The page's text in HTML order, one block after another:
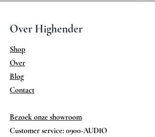
Over Highender
Shop
Over
Blog
Contact
Bezoek onze showroom
Customer service: 0900-AUDIO